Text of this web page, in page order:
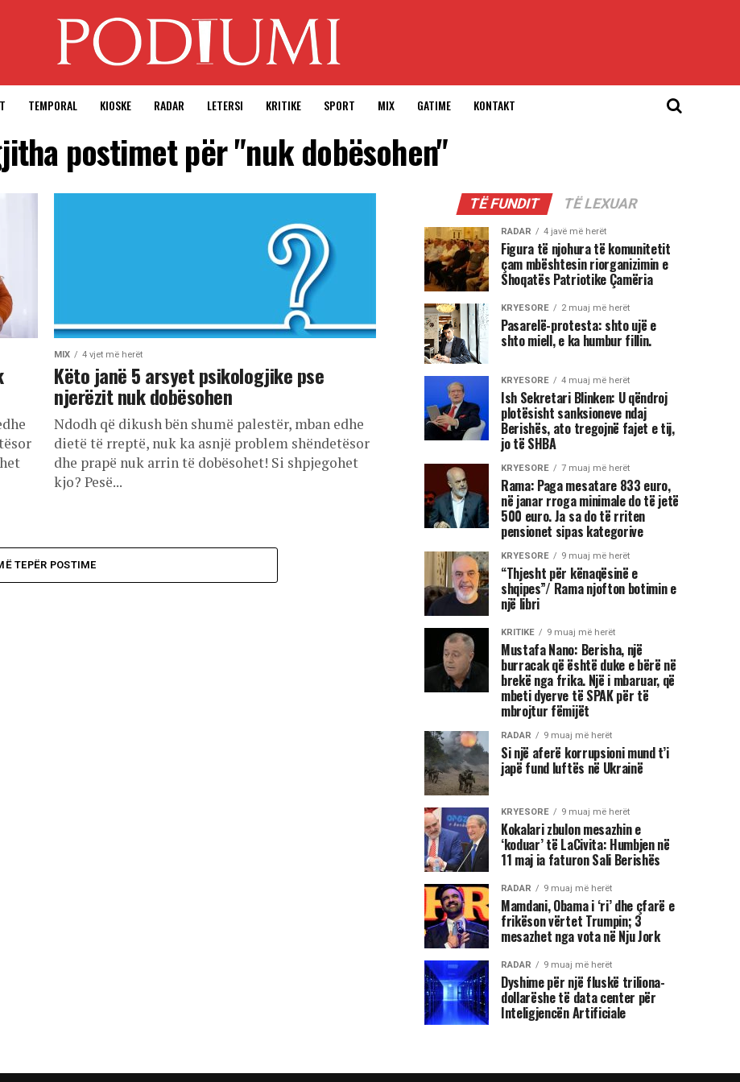
TEMPORAL KIOSKE RADAR LETERSI KRITIKE SPORT MIX GATIME KONTAKT
postimet për "nuk dobësohen"
MIX 4 vjet më herët
Këto janë 5 arsyet psikologjike pse
njerëzit nuk dobësohen
Ndodh që dikush bën shumë palestër, mban edhe
dietë të rreptë, nuk ka asnjë problem shëndetësor
dhe prapë nuk arrin të dobësohet! Si shpjegohet
kjo? Pesë...
TEPËR POSTIME
TË FUNDIT TË LEXUAR
RADAR 4 javë më herët
Figura të njohura të komunitetit
çam mbështesin riorganizimin e
Shoqatës Patriotike Çamëria
KRYESORE 2 muaj më herët
Pasarelë-protesta: shto ujë e
shto miell, e ka humbur fillin.
KRYESORE 4 muaj më herët
Ish Sekretari Blinken: U qëndroj
plotësisht sanksioneve ndaj
Berishës, ato tregojnë fajet e tij,
jo të SHBA
KRYESORE 7 muaj më herët
Rama: Paga mesatare 833 euro,
në janar rroga minimale do të jetë
500 euro. Ja sa do të rriten
pensionet sipas kategorive
KRYESORE 9 muaj më herët
“Thjesht për kënaqësinë e
shqipes”/ Rama njofton botimin e
një libri
KRITIKE 9 muaj më herët
Mustafa Nano: Berisha, një
burracak që është duke e bërë në
brekë nga frika. Një i mbaruar, që
mbeti dyerve të SPAK për të
mbrojtur fëmijët
RADAR 9 muaj më herët
Si një aferë korrupsioni mund t’i
japë fund luftës në Ukrainë
KRYESORE 9 muaj më herët
Kokalari zbulon mesazhin e
‘koduar’ të LaCivita: Humbjen në
11 maj ia faturon Sali Berishës
RADAR 9 muaj më herët
Mamdani, Obama i ‘ri’ dhe çfarë e
frikëson vërtet Trumpin; 3
mesazhet nga vota në Nju Jork
RADAR 9 muaj më herët
Dyshime për një fluskë triliona-
dollarëshe të data center për
Inteligjencën Artificiale